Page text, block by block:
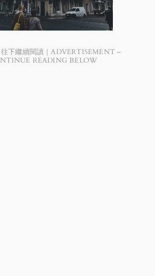
下繼續閱讀｜ADVERTISEMENT –
READING BELOW